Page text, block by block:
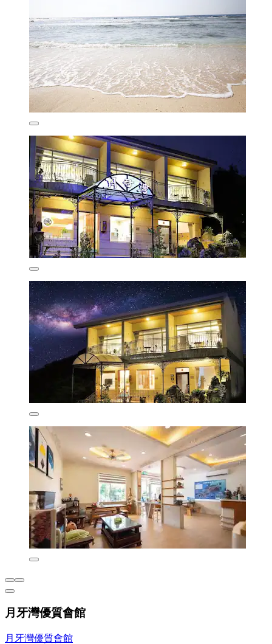
月牙灣優質會館
月牙灣優質會館